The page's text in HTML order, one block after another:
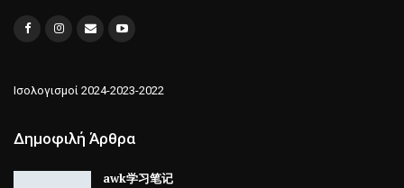
Ισολογισμοί 2024-2023-2022
Δημοφιλή Άρθρα
awk学习笔记